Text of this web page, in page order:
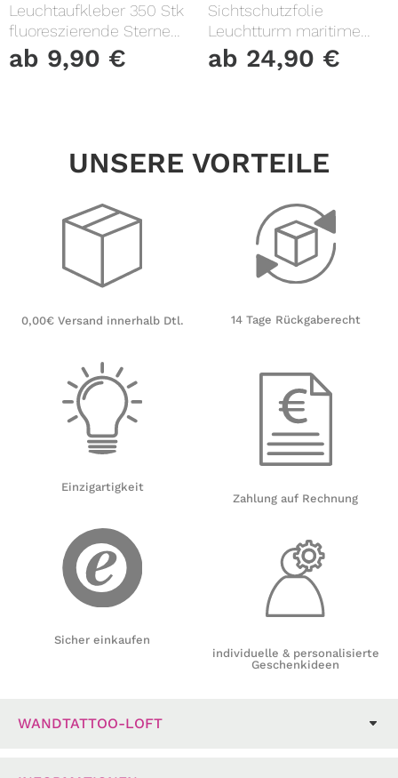
Leuchtaufkleber 350 Stk
fluoreszierende Sterne
und Punkte leuchten im
Dunklen Kinderzimmer
ab 9,90 €
Sichtschutzfolie
Leuchtturm maritime
Fensterfolie Fensterdeko
Milchglasfolie
ab 24,90 €
UNSERE VORTEILE
0,00€ Versand innerhalb Dtl.
Einzigartigkeit
Sicher einkaufen
14 Tage Rückgaberecht
Zahlung auf Rechnung
individuelle & personalisierte
Geschenkideen
WANDTATTOO-LOFT